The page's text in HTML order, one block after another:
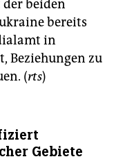
beiden
bereits
in
Beziehungen zu
(rts)
Gebiete